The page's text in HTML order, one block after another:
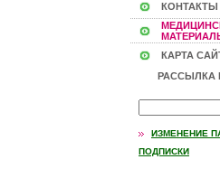
КОНТАКТЫ
КАРТА
РАССЫЛКА
ИЗМЕНЕНИЕ
ПОДПИСКИ